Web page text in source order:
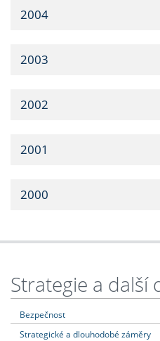
2004
2003
2002
2001
2000
Strategie a další
Bezpečnost
Strategické a dlouhodobé záměry